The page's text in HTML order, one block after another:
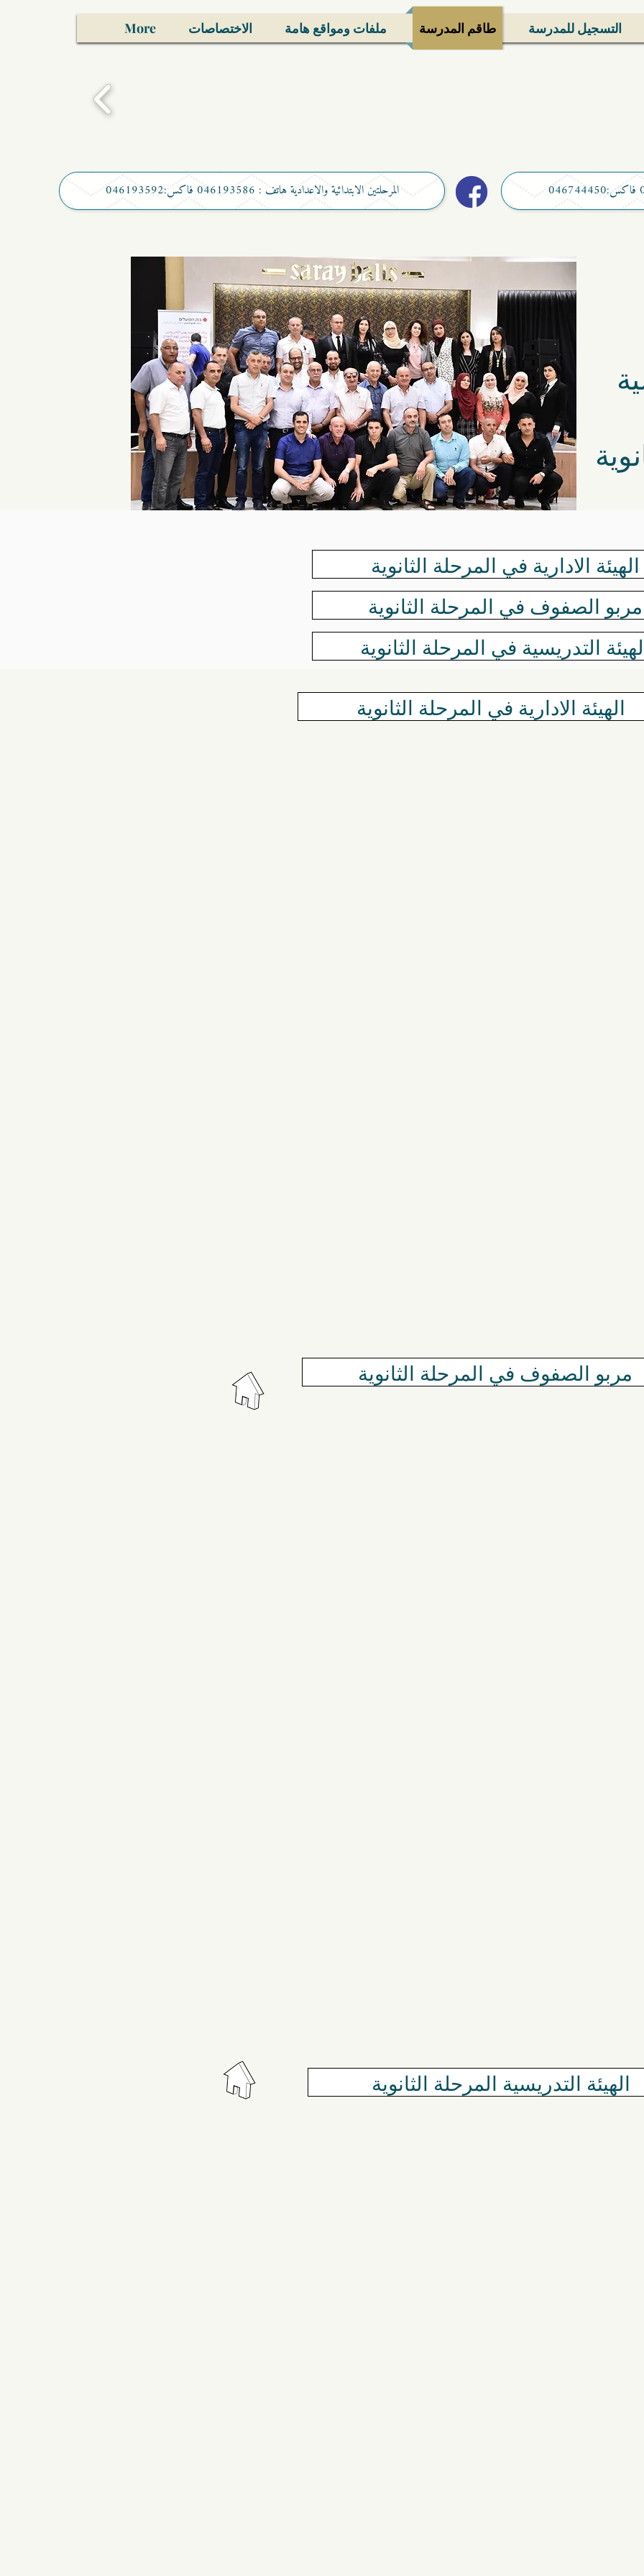
التسجيل للمدرسة طاقم المدرسة ملفات ومواقع هامة الاختصاصات More
المرحلتين الابتدائية والاعدادية هاتف : 046193586 فاكس:046193592
الهيئة الادارية في المرحلة الثانوية
مربو الصفوف في المرحلة الثانوية
التدريسية في المرحلة الثانوية
الهيئة الادارية في المرحلة الثانوية
مربو الصفوف في المرحلة الثانوية
الهيئة التدريسية المرحلة الثانوية